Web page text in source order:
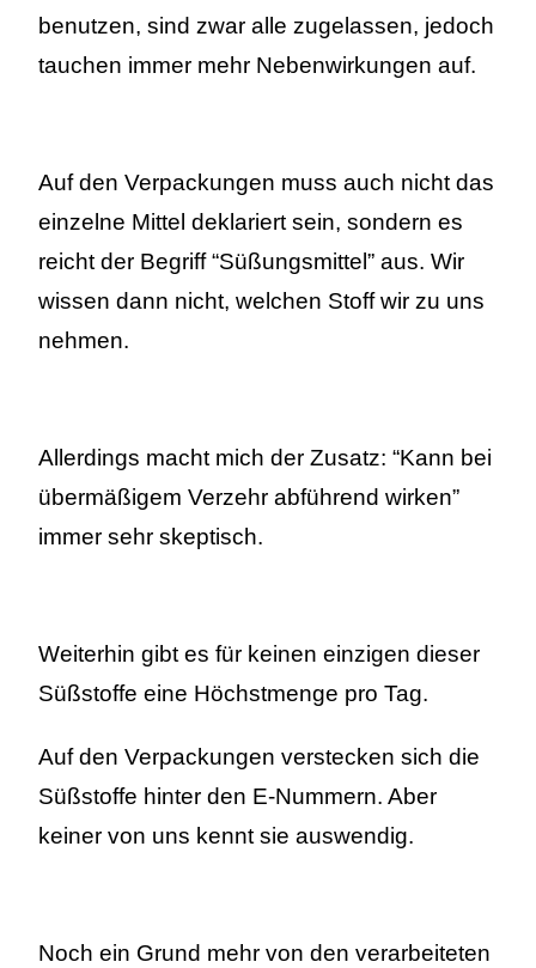
benutzen, sind zwar alle zugelassen, jedoch
tauchen immer mehr Nebenwirkungen auf.
Auf den Verpackungen muss auch nicht das
einzelne Mittel deklariert sein, sondern es
reicht der Begriff “Süßungsmittel” aus. Wir
wissen dann nicht, welchen Stoff wir zu uns
nehmen.
Allerdings macht mich der Zusatz: “Kann bei
übermäßigem Verzehr abführend wirken”
immer sehr skeptisch.
Weiterhin gibt es für keinen einzigen dieser
Süßstoffe eine Höchstmenge pro Tag.
Auf den Verpackungen verstecken sich die
Süßstoffe hinter den E-Nummern. Aber
keiner von uns kennt sie auswendig.
Noch ein Grund mehr von den verarbeiteten